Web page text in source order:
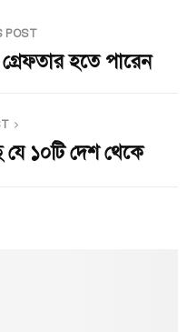
POST
হতে পারেন
যে ১০টি দেশ থেকে